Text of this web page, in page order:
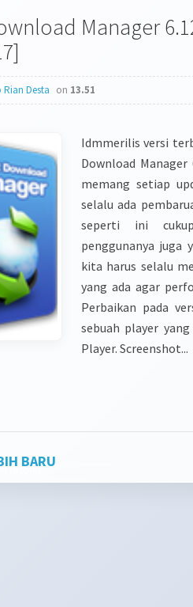
Manager
Desta on 13.51
Idmmerilis versi
Download Manager
memang setiap
selalu ada
seperti ini
penggunanya juga
kita harus selalu
yang ada agar
Perbaikan pada
sebuah player
Player. Screenshot...
BARU
(Atom)